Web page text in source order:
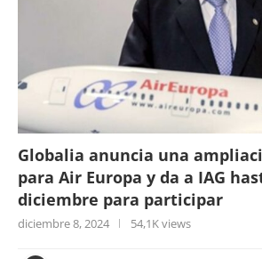
Globalia anuncia una
para Air Europa y da a IAG
diciembre para participar
diciembre 8, 2024 54,1K views